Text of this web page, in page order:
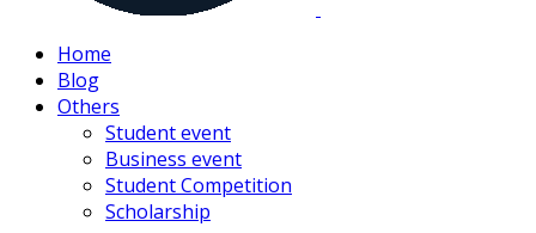
Home
Blog
Others
Student event
Business event
Student Competition
Scholarship